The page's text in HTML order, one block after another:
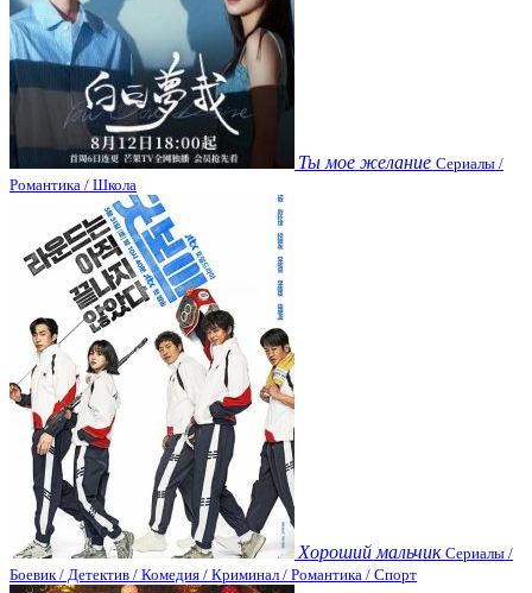
Ты мое желание Сериалы /
Романтика / Школа
Хороший мальчик Сериалы /
Боевик / Детектив / Комедия / Криминал / Романтика / Спорт